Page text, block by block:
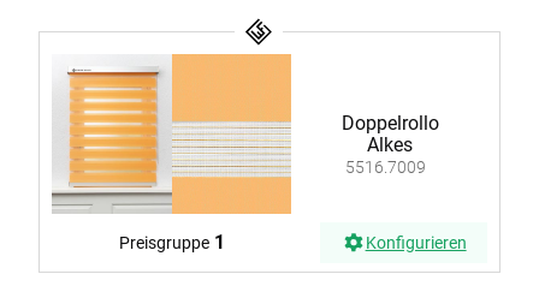
Doppelrollo
Alkes
5516.7009
Preisgruppe 1 Konfigurieren